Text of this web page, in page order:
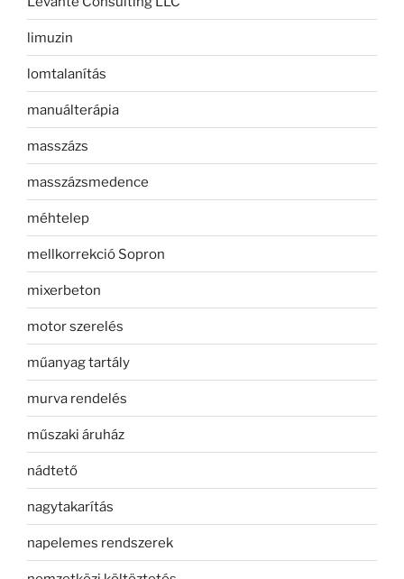
limuzin
lomtalanítás
manuálterápia
masszázs
masszázsmedence
méhtelep
mellkorrekció Sopron
mixerbeton
motor szerelés
műanyag tartály
murva rendelés
műszaki áruház
nádtető
nagytakarítás
napelemes rendszerek